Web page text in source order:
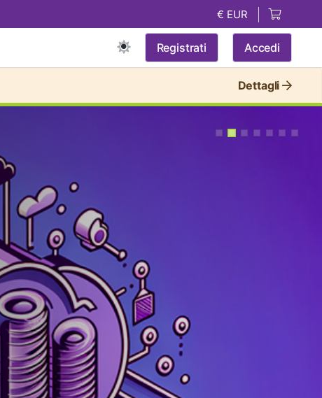
€ EUR
Registrati Accedi
Dettagli